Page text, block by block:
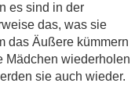
es sind in der
das, was sie
das Äußere kümmern
Mädchen wiederholen
sie auch wieder.